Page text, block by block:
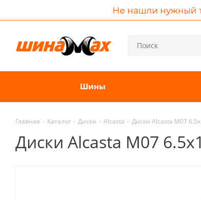
Шины
Главная - Каталог - Диски - Alcasta - Диски Alcasta M07
Диски Alcasta M07